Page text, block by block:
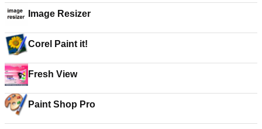
Image Resizer
Corel Paint it!
Fresh View
Paint Shop Pro